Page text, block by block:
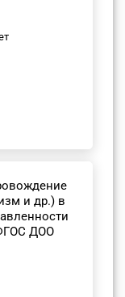
и др.) в
ДОО